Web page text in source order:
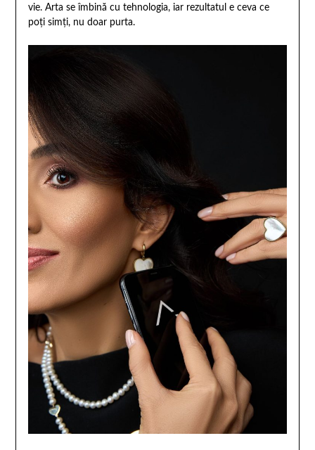
vie. Arta se îmbină cu tehnologia, iar rezultatul e ceva ce
poți simți, nu doar purta.